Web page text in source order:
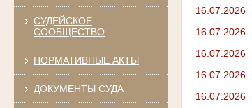
СУДЕЙСКОЕ
СООБЩЕСТВО
НОРМАТИВНЫЕ АКТЫ
ДОКУМЕНТЫ СУДА
16.07.2026
16.07.2026
16.07.2026
16.07.2026
16.07.2026